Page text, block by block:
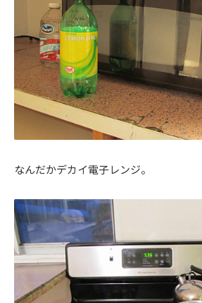
なんだかデカイ電子レンジ。